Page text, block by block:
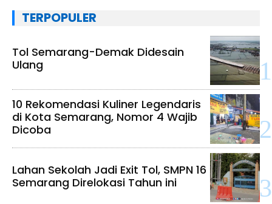
TERPOPULER
Tol Semarang-Demak Didesain
Ulang
10 Rekomendasi Kuliner Legendaris
di Kota Semarang, Nomor 4 Wajib
Dicoba
Lahan Sekolah Jadi Exit Tol, SMPN 16
Semarang Direlokasi Tahun ini